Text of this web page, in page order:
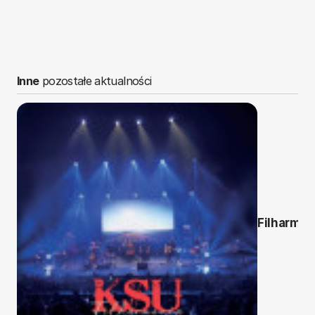
Innepozostałe aktualności